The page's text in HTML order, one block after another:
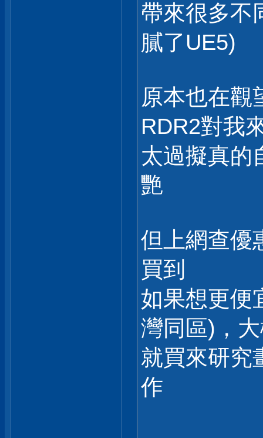
帶來很多不
膩了UE5)
原本也在觀
RDR2對我
太過擬真的
艷
但上網查優
買到
如果想更便
灣同區)，
就買來研究
作